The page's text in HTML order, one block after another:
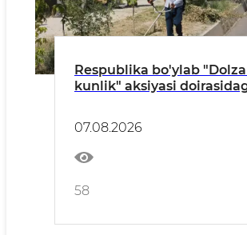
Respublika bo'ylab
kunlik" aksiyasi
07.08.2026
58